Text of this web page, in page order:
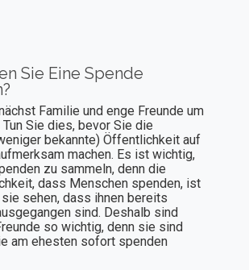
Sie Eine Spende
Familie und enge Freunde um
Sie dies, bevor Sie die
bekannte) Öffentlichkeit auf
machen. Es ist wichtig,
zu sammeln, denn die
dass Menschen spenden, ist
sehen, dass ihnen bereits
sind. Deshalb sind
so wichtig, denn sie sind
am ehesten sofort spenden